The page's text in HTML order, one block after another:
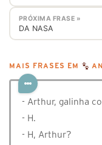
PRÓXIMA FRASE »
DA NASA
MAIS FRASES EM
- Arthur, galinha
- H.
- H, Arthur?